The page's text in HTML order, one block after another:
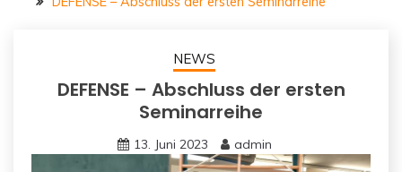
NEWS
DEFENSE – Abschluss der ersten
Seminarreihe
13. Juni 2023 admin